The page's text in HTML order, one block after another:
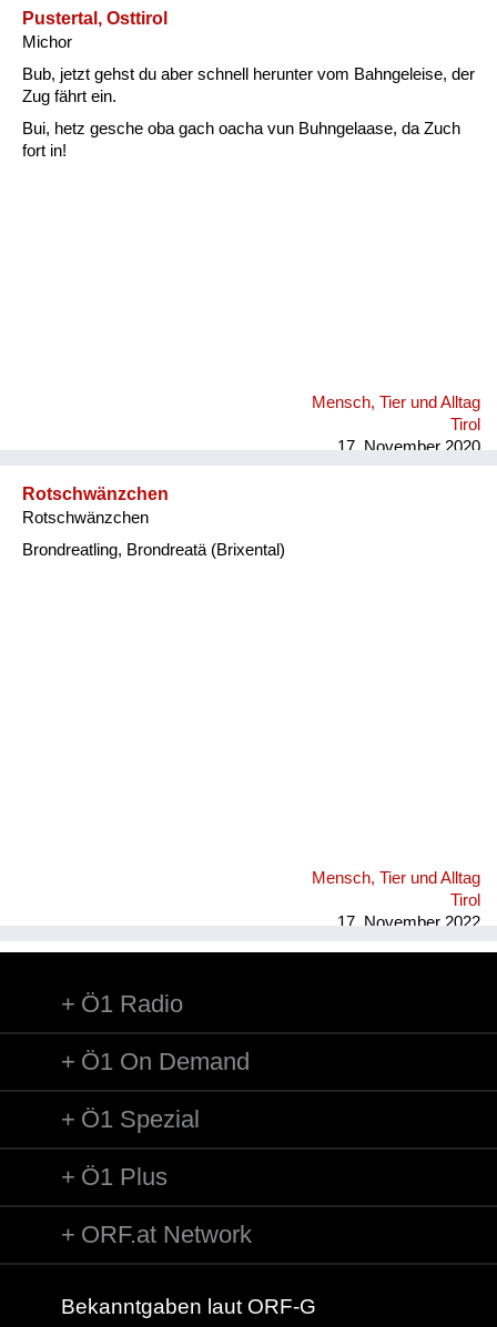
Pustertal, Osttirol
Michor
Bub, jetzt gehst du aber schnell herunter vom Bahngeleise, der
Zug fährt ein.
Bui, hetz gesche oba gach oacha vun Buhngelaase, da Zuch
fort in!
Mensch, Tier und Alltag
Tirol
17. November 2020
Rotschwänzchen
Rotschwänzchen
Brondreatling, Brondreatä (Brixental)
Mensch, Tier und Alltag
Tirol
17. November 2022
Ö1 Radio
Ö1 On Demand
Ö1 Spezial
Ö1 Plus
ORF.at Network
Bekanntgaben laut ORF-G